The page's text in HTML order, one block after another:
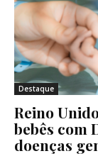
Destaque
Reino
bebês com
doenças